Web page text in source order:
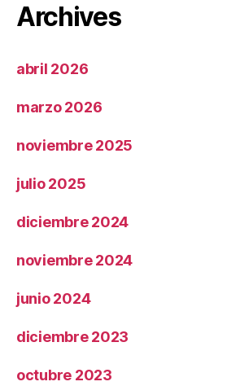
Archives
abril 2026
marzo 2026
noviembre 2025
julio 2025
diciembre 2024
noviembre 2024
junio 2024
diciembre 2023
octubre 2023